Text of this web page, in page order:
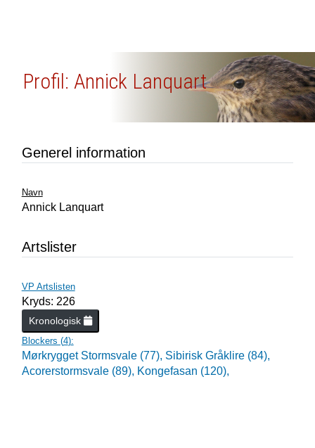
Profil: Annick Lanquart
Generel information
Navn
Annick Lanquart
Artslister
VP Artslisten
Kryds: 226
Kronologisk
Blockers (4):
Mørkrygget Stormsvale (77), Sibirisk Gråklire (84),
Acorerstormsvale (89), Kongefasan (120),